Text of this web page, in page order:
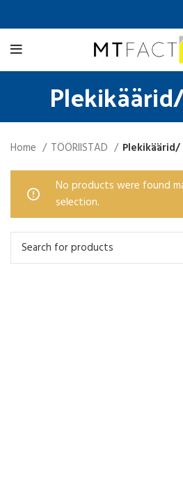
Home TÖÖRIISTAD Plekikäärid/
No products were found
selection.